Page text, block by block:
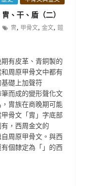
、干、盾（二）
冑, 甲骨文,金文,鎧
有皮革、青銅製的
周原甲骨文中都有
基礎上加聲符
筆而成的變形聲化文
胄族在商晚期可能
骨文「胄」字底部
，西周金文的
自周原甲骨文。與西
個隸定為「」的西